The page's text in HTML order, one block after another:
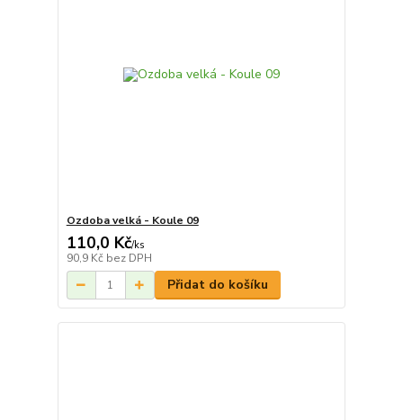
Ozdoba velká - Koule 09
110,0 Kč/ks
90,9 Kč bez DPH
Přidat do košíku